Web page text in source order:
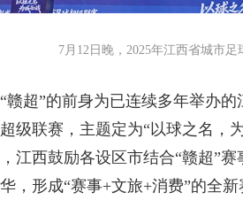
7月12日晚，2025年江西省城市足
”的前身为已连续多年举办的
级联赛，主题定为“以球之名，
江西鼓励各设区市结合“赣超”
，形成“赛事+文旅+消费”的全